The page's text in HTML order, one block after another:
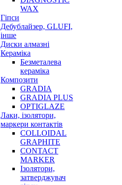
WAX
Гіпси
Дебублайзер, GLUFI,
інше
Диски алмазні
Кераміка
Безметалева
кераміка
Композити
GRADIA
GRADIA PLUS
OPTIGLAZE
Лаки, ізолятори,
маркери контактів
COLLOIDAL
GRAPHITE
CONTACT
MARKER
Ізолятори,
затверджувач